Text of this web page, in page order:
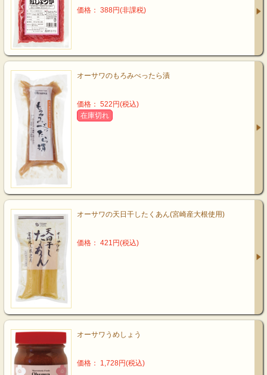
価格： 388円(非課税)
オーサワのもろみべったら漬
価格： 522円(税込)
在庫切れ
オーサワの天日干したくあん(宮崎産大根使用)
価格： 421円(税込)
オーサワうめしょう
価格： 1,728円(税込)